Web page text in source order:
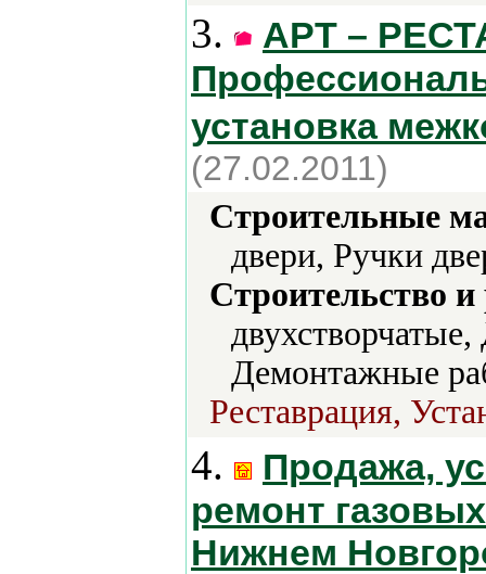
3.
АРТ –
установка
(27.02.2011)
Строительные
двери, Ручки
Строительство
Демонтажные
Реставрация,
4.
Продажа,
ремонт
Нижнем